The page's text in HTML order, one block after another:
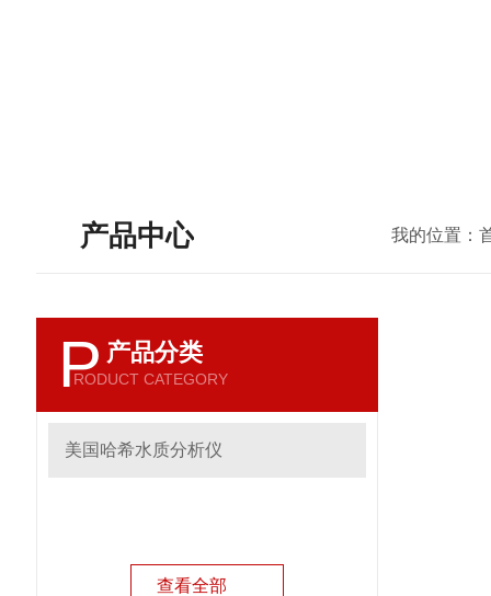
产品中心 我的位置：
P 产品分类
RODUCT CATEGORY
美国哈希水质分析仪
查看全部